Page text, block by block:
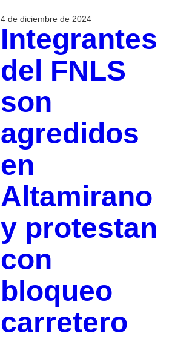
4 de diciembre de 2024
Integrantes
del FNLS
son
agredidos
en
Altamirano
y protestan
con
bloqueo
carretero